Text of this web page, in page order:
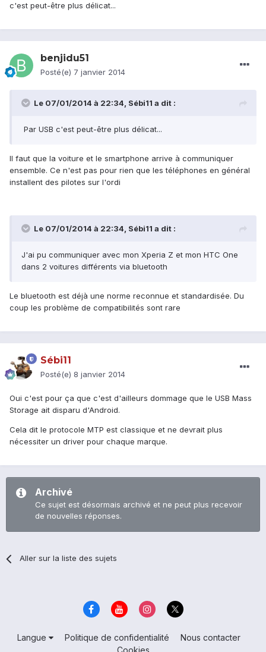
c'est peut-être plus délicat...
benjidu51
Posté(e) 7 janvier 2014
Le 07/01/2014 à 22:34, Sébi11 a dit :
Par USB c'est peut-être plus délicat...
Il faut que la voiture et le smartphone arrive à communiquer
ensemble. Ce n'est pas pour rien que les téléphones en général
installent des pilotes sur l'ordi
Le 07/01/2014 à 22:34, Sébi11 a dit :
J'ai pu communiquer avec mon Xperia Z et mon HTC One
dans 2 voitures différents via bluetooth
Le bluetooth est déjà une norme reconnue et standardisée. Du
coup les problème de compatibilités sont rare
Sébi11
Posté(e) 8 janvier 2014
Oui c'est pour ça que c'est d'ailleurs dommage que le USB Mass
Storage ait disparu d'Android.
Cela dit le protocole MTP est classique et ne devrait plus
nécessiter un driver pour chaque marque.
Archivé
Ce sujet est désormais archivé et ne peut plus recevoir
de nouvelles réponses.
Aller sur la liste des sujets
Langue Politique de confidentialité
Nous contacter
Cookies